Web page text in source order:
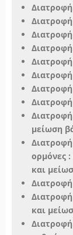
μείωση
ορμόνες
και
και